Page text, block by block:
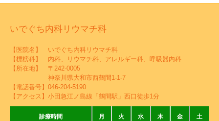
いでぐち内科リウマチ科
【医院名】 いでぐち内科リウマチ科
【標榜科】 内科、リウマチ科、アレルギー科、呼吸器内科
【所在地】 〒242-0005
神奈川県大和市西鶴間1-1-7
【電話番号】 046-204-5190
【アクセス】小田急江ノ島線「鶴間駅」西口徒歩1分
診療時間 月 火 水 木 金 土